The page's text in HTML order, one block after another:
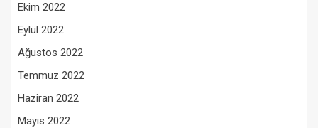
Ekim 2022
Eylül 2022
Ağustos 2022
Temmuz 2022
Haziran 2022
Mayıs 2022